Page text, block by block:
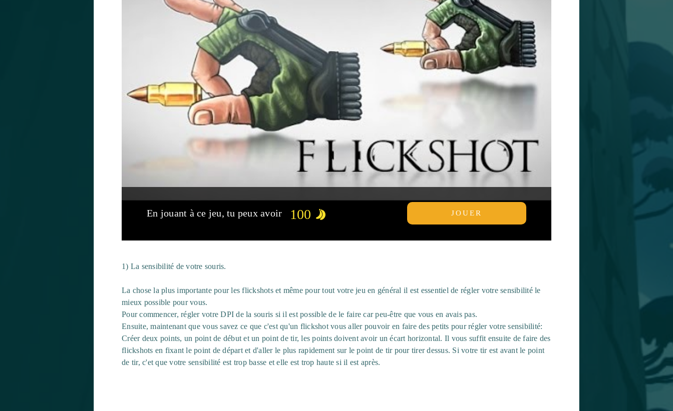
En jouant à ce jeu, tu peux avoir 100 JOUER
1) La sensibilité de votre souris.
La chose la plus importante pour les flickshots et même pour tout votre jeu en général il est essentiel de régler votre sensibilité le
mieux possible pour vous.
Pour commencer, régler votre DPI de la souris si il est possible de le faire car peu-être que vous en avais pas.
Ensuite, maintenant que vous savez ce que c'est qu'un flickshot vous aller pouvoir en faire des petits pour régler votre sensibilité:
Créer deux points, un point de début et un point de tir, les points doivent avoir un écart horizontal. Il vous suffit ensuite de faire des
flickshots en fixant le point de départ et d'aller le plus rapidement sur le point de tir pour tirer dessus. Si votre tir est avant le point
de tir, c'et que votre sensibilité est trop basse et elle est trop haute si il est après.